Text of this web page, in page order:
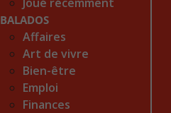
BALADOS
Affaires
Art de vivre
Bien-être
Emploi
Finances